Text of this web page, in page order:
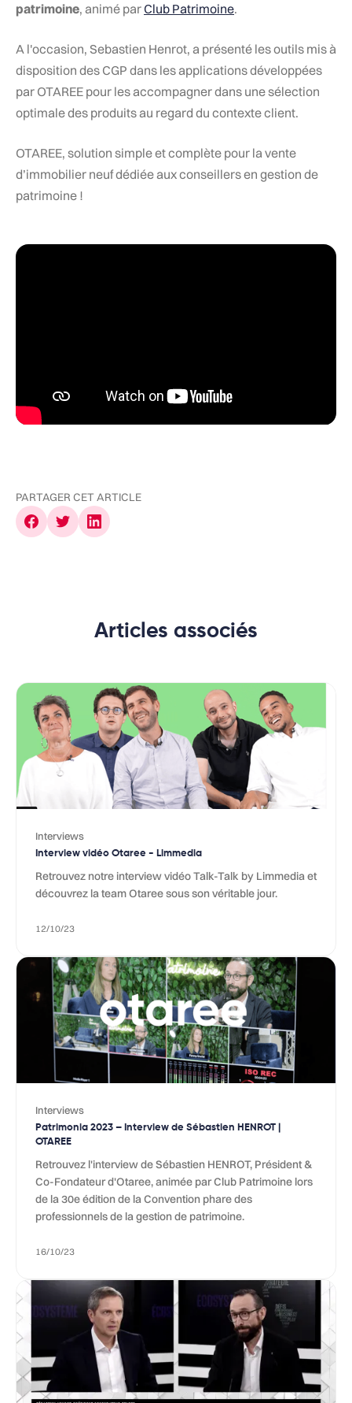
patrimoine, animé parClub Patrimoine.
A l'occasion, Sebastien Henrot, a présenté les outils mis à
disposition des CGP dans les applications développées
par OTAREE pour les accompagner dans une sélection
optimale des produits au regard du contexte client.
OTAREE, solution simple et complète pour la vente
d’immobilier neuf dédiée aux conseillers en gestion de
patrimoine !
PARTAGER CET ARTICLE
Articles associés
Interviews
Interview vidéo Otaree - Limmedia
Retrouvez notre interview vidéo Talk-Talk by Limmedia et
découvrez la team Otaree sous son véritable jour.
12/10/23
Interviews
Patrimonia 2023 – Interview de Sébastien HENROT |
OTAREE
Retrouvez l'interview de Sébastien HENROT, Président &
Co-Fondateur d'Otaree, animée par Club Patrimoine lors
de la 30e édition de la Convention phare des
professionnels de la gestion de patrimoine.
16/10/23